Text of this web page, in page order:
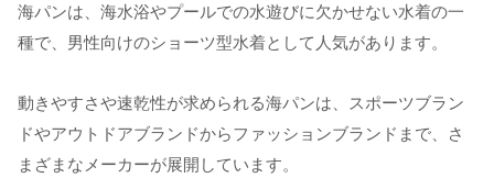
海パンは、海水浴やプールでの水遊びに欠かせない水着の一
種で、男性向けのショーツ型水着として人気があります。
動きやすさや速乾性が求められる海パンは、スポーツブラン
ドやアウトドアブランドからファッションブランドまで、さ
まざまなメーカーが展開しています。